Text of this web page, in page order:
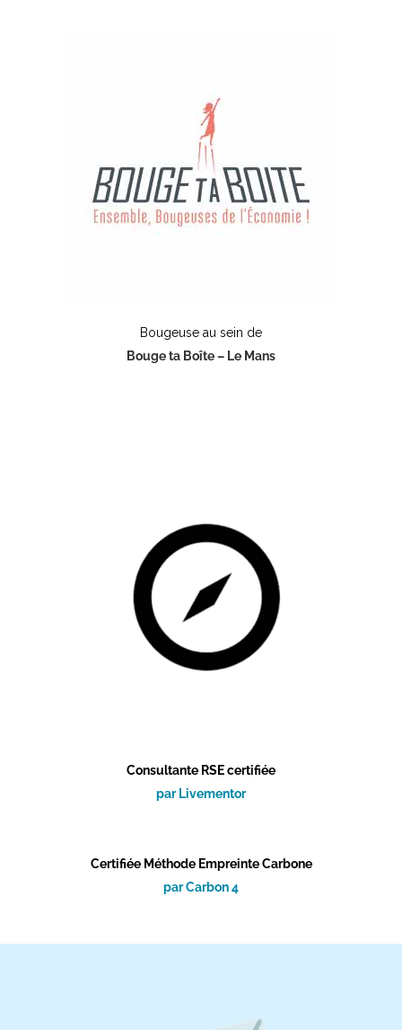
Bougeuse au sein de
Bouge ta Boîte – Le Mans
Consultante RSE certifiée
par Livementor
Certifiée Méthode Empreinte Carbone
par Carbon 4